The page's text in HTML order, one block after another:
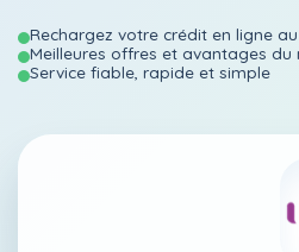
Rechargez votre crédit en ligne
Meilleures offres et avantages du
Service fiable, rapide et simple